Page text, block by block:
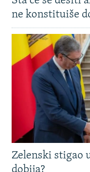
ne konstituiše
Zelenski stigao
dobija?